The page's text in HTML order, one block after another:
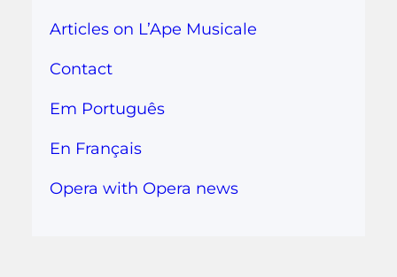
Articles on L’Ape Musicale
Contact
Em Português
En Français
Opera with Opera news